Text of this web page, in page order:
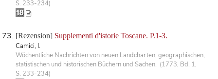
S. 233-234)
[Rezension] Supplementi d'istorie Toscane. P.1-3.
Camici, I.
Wöchentliche Nachrichten von neuen Landcharten, geographischen,
statistischen und historischen Büchern und Sachen. (1773, Bd. 1,
S. 233-234)